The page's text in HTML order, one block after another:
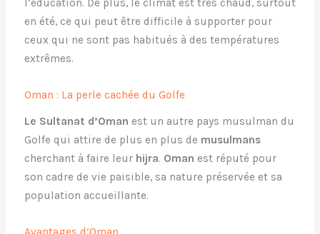
l’éducation. De plus, le climat est très chaud, surtout
en été, ce qui peut être difficile à supporter pour
ceux qui ne sont pas habitués à des températures
extrêmes.
Oman : La perle cachée du Golfe
Le Sultanat d’Oman est un autre pays musulman du
Golfe qui attire de plus en plus de musulmans
cherchant à faire leur hijra. Oman est réputé pour
son cadre de vie paisible, sa nature préservée et sa
population accueillante.